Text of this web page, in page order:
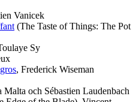
Vanicek
(The Taste of Things: The Pot
Sy
, Frederick Wiseman
Malta och Sébastien Laudenbach